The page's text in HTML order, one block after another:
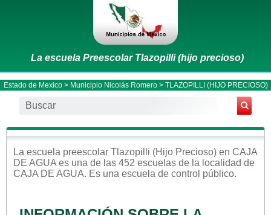
La escuela Preescolar Tlazopilli (hijo precioso)
Estado de Mexico> Municipio Nicolás Romero> TLAZOPILLI (HIJO PRECIOSO)
La escuela preescolar Tlazopilli (hijo Precioso) en CAJA
DE AGUA es una de las 452 escuelas de la localidad de
CAJA DE AGUA. Es una escuela de control público.